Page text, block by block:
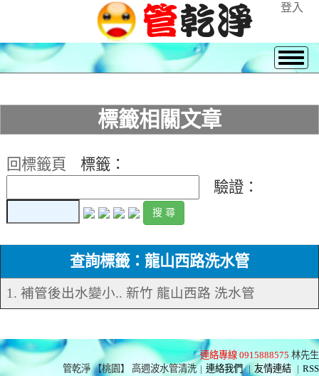
登入
標籤相關文章
回標籤頁
標籤：
驗證：
查詢標籤：龍山西路洗水管
1. 補管後出水變小.. 新竹 龍山西路 洗水管
連絡專線 0915888575 林先生
管乾淨 【桃園】 高週波水管清洗 | 連絡我們 | 友情連結 | RSS